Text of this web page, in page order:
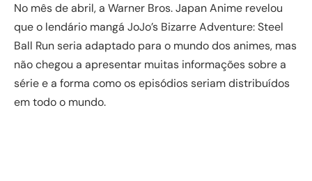
No mês de abril, a Warner Bros. Japan Anime revelou
que o lendário mangá JoJo’s Bizarre Adventure: Steel
Ball Run seria adaptado para o mundo dos animes, mas
não chegou a apresentar muitas informações sobre a
série e a forma como os episódios seriam distribuídos
em todo o mundo.